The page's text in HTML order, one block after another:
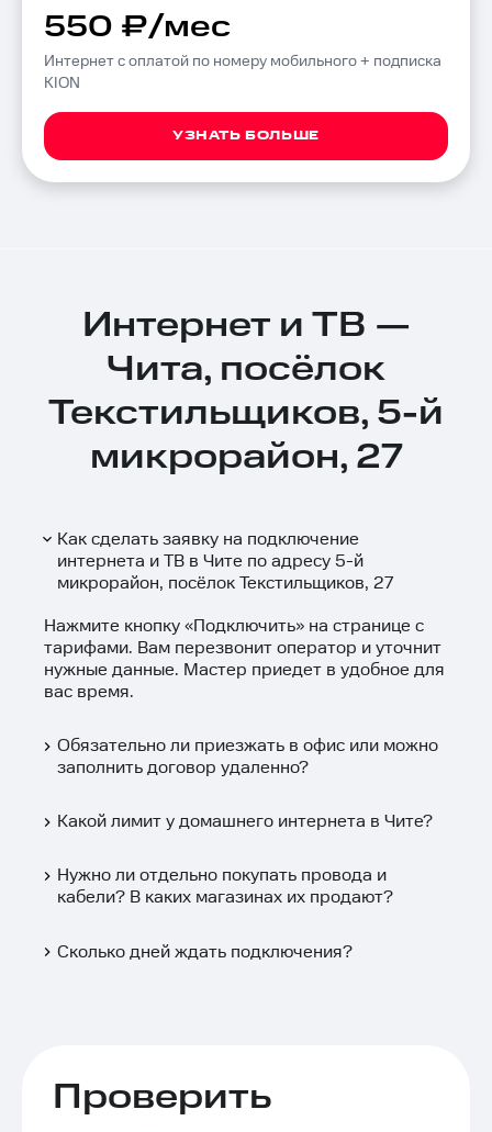
550 ₽/мес
Интернет с оплатой по номеру мобильного + подписка
KION
УЗНАТЬ БОЛЬШЕ
Интернет и ТВ —
Чита, посёлок
Текстильщиков, 5-й
микрорайон, 27
Как сделать заявку на подключение
интернета и ТВ в Чите по адресу 5-й
микрорайон, посёлок Текстильщиков, 27
Нажмите кнопку «Подключить» на странице с
тарифами. Вам перезвонит оператор и уточнит
нужные данные. Мастер приедет в удобное для
вас время.
Обязательно ли приезжать в офис или можно
заполнить договор удаленно?
Какой лимит у домашнего интернета в Чите?
Нужно ли отдельно покупать провода и
кабели? В каких магазинах их продают?
Сколько дней ждать подключения?
Проверить